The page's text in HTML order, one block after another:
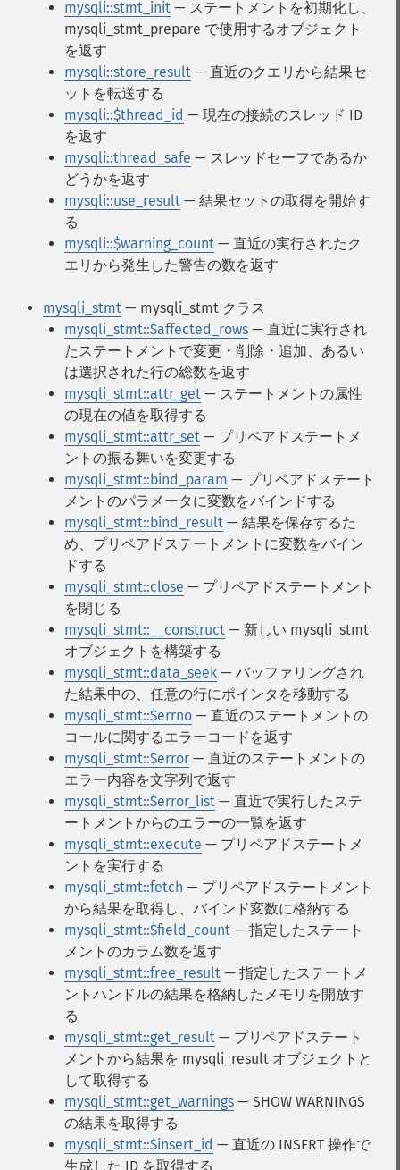
mysqli::stmt_init — ステートメントを初期化し、
mysqli_stmt_prepare で使用するオブジェクト
を返す
mysqli::store_result — 直近のクエリから結果セ
ットを転送する
mysqli::$thread_id — 現在の接続のスレッド ID
を返す
mysqli::thread_safe — スレッドセーフであるか
どうかを返す
mysqli::use_result — 結果セットの取得を開始す
る
mysqli::$warning_count — 直近の実行されたク
エリから発生した警告の数を返す
mysqli_stmt — mysqli_stmt クラス
mysqli_stmt::$affected_rows — 直近に実行され
たステートメントで変更・削除・追加、あるい
は選択された行の総数を返す
mysqli_stmt::attr_get — ステートメントの属性
の現在の値を取得する
mysqli_stmt::attr_set — プリペアドステートメ
ントの振る舞いを変更する
mysqli_stmt::bind_param — プリペアドステート
メントのパラメータに変数をバインドする
mysqli_stmt::bind_result — 結果を保存するた
め、プリペアドステートメントに変数をバイン
ドする
mysqli_stmt::close — プリペアドステートメント
を閉じる
mysqli_stmt::__construct — 新しい mysqli_stmt
オブジェクトを構築する
mysqli_stmt::data_seek — バッファリングされ
た結果中の、任意の行にポインタを移動する
mysqli_stmt::$errno — 直近のステートメントの
コールに関するエラーコードを返す
mysqli_stmt::$error — 直近のステートメントの
エラー内容を文字列で返す
mysqli_stmt::$error_list — 直近で実行したステ
ートメントからのエラーの一覧を返す
mysqli_stmt::execute — プリペアドステートメ
ントを実行する
mysqli_stmt::fetch — プリペアドステートメント
から結果を取得し、バインド変数に格納する
mysqli_stmt::$field_count — 指定したステート
メントのカラム数を返す
mysqli_stmt::free_result — 指定したステートメ
ントハンドルの結果を格納したメモリを開放す
る
mysqli_stmt::get_result — プリペアドステート
メントから結果を mysqli_result オブジェクトと
して取得する
mysqli_stmt::get_warnings — SHOW WARNINGS
の結果を取得する
mysqli_stmt::$insert_id — 直近の INSERT 操作で
生成した ID を取得する